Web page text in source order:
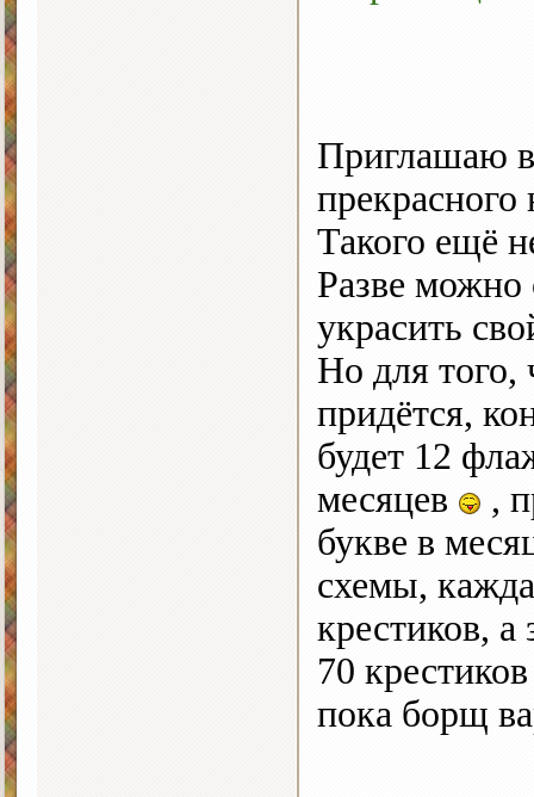
Приглашаю
Такого ещё
Разве можно
украсить
Но для того,
придётся,
будет 12
месяцев
,
букве в
схемы,
крестиков, а
70
пока борщ